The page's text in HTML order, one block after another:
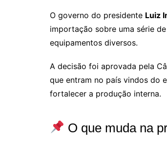
O governo do presidente Luiz
importação sobre uma série
equipamentos diversos.
A decisão foi aprovada pela
que entram no país vindos do
fortalecer a produção interna.
O que muda na